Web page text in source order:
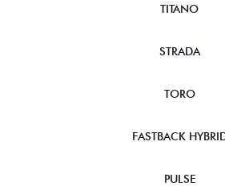
TITANO
STRADA
TORO
FASTBACK
PULSE